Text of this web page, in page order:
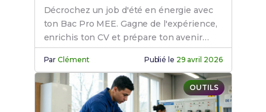
Décrochez un job d'été en énergie avec
ton Bac Pro MEE. Gagne de l'expérience,
enrichis ton CV et prépare ton avenir
professionnel.
ParClément Publié le 29 avril 2026
OUTILS